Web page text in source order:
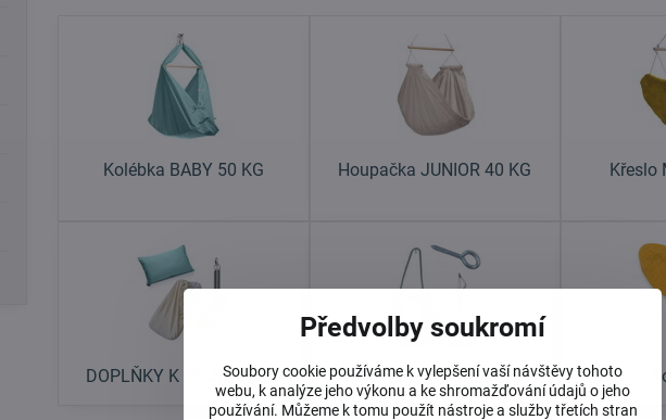
Kolébka BABY 50 KG Houpačka JUNIOR 40 KG Křeslo
DOPLŇKY K HOJDAVAKU UCHYCENÍ HOJDAVAKU
Předvolby soukromí
Soubory cookie používáme k vylepšení vaší návštěvy tohoto
webu, k analýze jeho výkonu a ke shromažďování údajů o jeho
používání. Můžeme k tomu použít nástroje a služby třetích stran